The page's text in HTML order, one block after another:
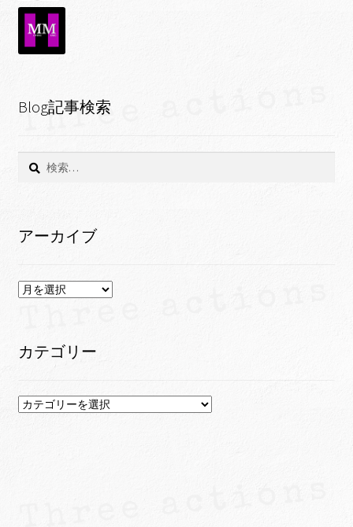
Blog記事検索
アーカイブ
ア
ブ
カテゴリー
カ